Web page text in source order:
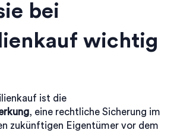
bei
wichtig
ist die
, eine rechtliche Sicherung im
zukünftigen Eigentümer vor dem